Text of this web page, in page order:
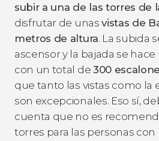
subir a una de las torres de
disfrutar de unasvistas de
metros de altura. La subida
ascensor y la bajada se hace
con un total de 300
que tanto las vistas como la
son excepcionales. Eso sí,
cuenta que no es
torres para las personas con